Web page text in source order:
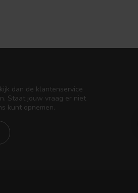
dan de klantenservice
Staat jouw vraag er niet
kunt opnemen.